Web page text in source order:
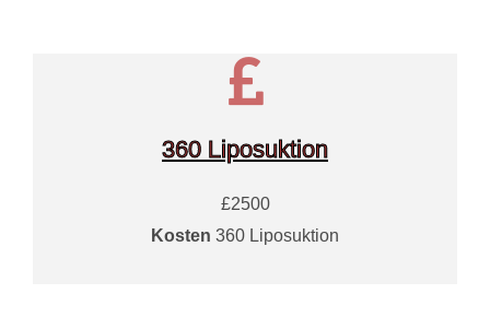
360 Liposuktion
£2500
Kosten 360 Liposuktion